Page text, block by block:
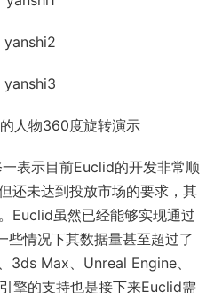
人物360度旋转演示
表示目前Euclid的开发非常顺
还未达到投放市场的要求，其
Euclid虽然已经能够实现通过
些情况下其数据量甚至超过了
3ds Max、Unreal Engine、
擎的支持也是接下来Euclid需